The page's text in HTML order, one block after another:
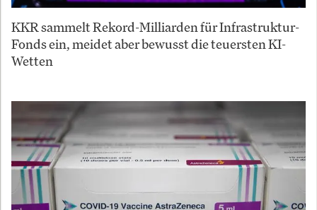
KKR sammelt Rekord-Milliarden für Infrastruktur-
Fonds ein, meidet aber bewusst die teuersten KI-
Wetten